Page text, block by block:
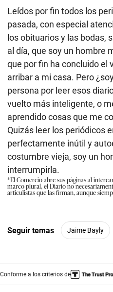
Leídos por fin todos los
pasada, con especial
los obituarios y las bodas,
al día, que soy un hombre
que por fin ha concluido el
arribar a mi casa. Pero
persona por leer esos
vuelto más inteligente, o
aprendido cosas que me
Quizás leer los periódicos
perfectamente inútil y
costumbre vieja, soy un
interrumpirla.
*El Comercio abre sus páginas al
marco plural, el Diario no
articulistas que las firman, aunque
Seguir temas Jaime Bayly
Conforme a los criterios de